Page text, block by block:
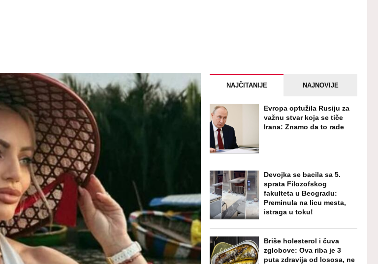
NAJČITANIJE NAJNOVIJE
Evropa optužila Rusiju za
važnu stvar koja se tiče
Irana: Znamo da to rade
Devojka se bacila sa 5.
sprata Filozofskog
fakulteta u Beogradu:
Preminula na licu mesta,
istraga u toku!
Briše holesterol i čuva
zglobove: Ova riba je 3
puta zdravija od lososa, ne